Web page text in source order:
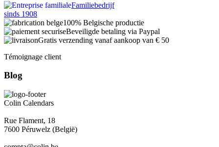
Familiebedrijf
sinds 1908
100% Belgische productie
Beveiligde betaling via Paypal
Gratis verzending vanaf aankoop van € 50
Témoignage client
Blog
Colin Calendars
Rue Flament, 18
7600 Péruwelz (België)